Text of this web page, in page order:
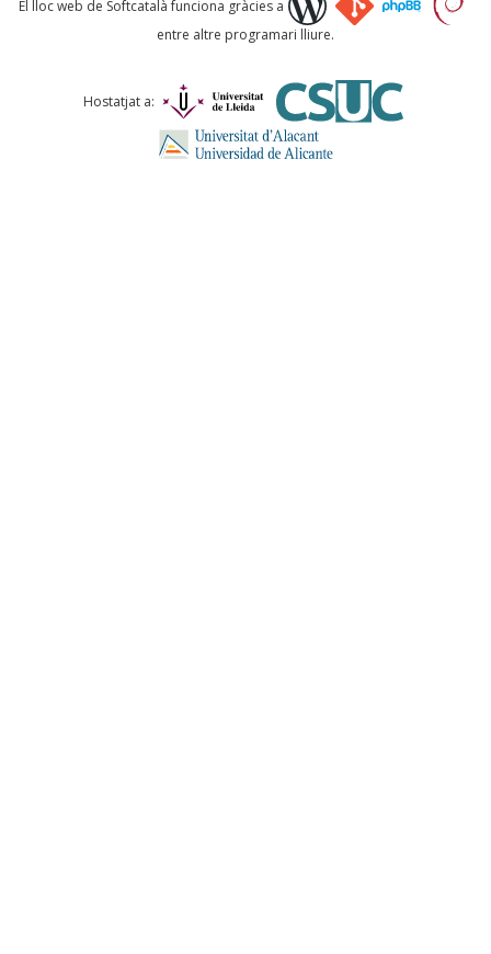
Comentari *
El lloc web de Softcatalà funciona gràcies a
entre altre programari lliure.
Hostatjat a: